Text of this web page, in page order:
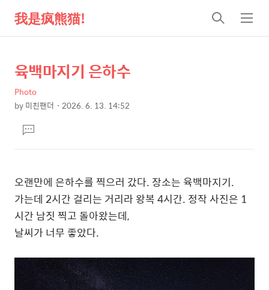
我是疯熊猫!
검
색
메
뉴
상
세
컨
텐
츠
본
제
목
육백마지기 은하수
Photo
by미친팬더 2026. 6. 13. 14:52
문댓
글
오랜만에 은하수를 찍으러 갔다. 장소는 육백마지기.
가는데 2시간 걸리는 거리라 왕복 4시간. 정작 사진은 1
시간 남짓 찍고 돌아왔는데,
날씨가 너무 좋았다.